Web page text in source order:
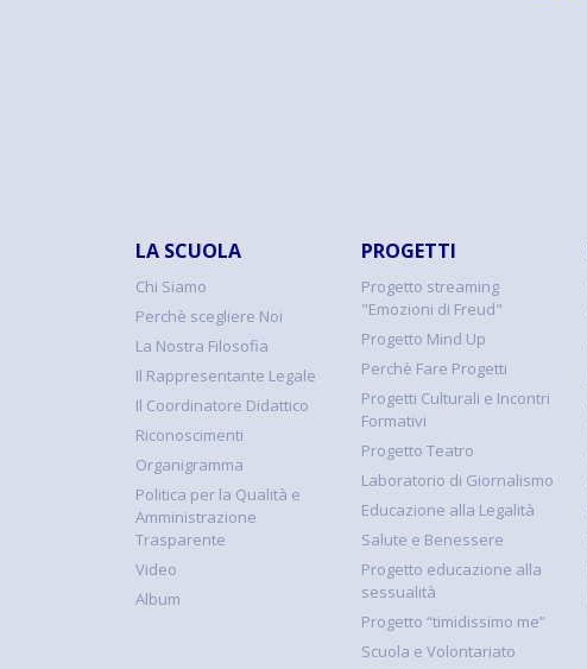
LA SCUOLA
Chi Siamo
Perchè scegliere Noi
La Nostra Filosofia
Il Rappresentante Legale
Il Coordinatore Didattico
Riconoscimenti
Organigramma
Politica per la Qualità e
Amministrazione
Trasparente
Video
Album
PROGETTI
Progetto streaming
"Emozioni di Freud"
Progetto Mind Up
Perchè Fare Progetti
Progetti Culturali e Incontri
Formativi
Progetto Teatro
Laboratorio di Giornalismo
Educazione alla Legalità
Salute e Benessere
Progetto educazione alla
sessualità
Progetto “timidissimo me”
Scuola e Volontariato